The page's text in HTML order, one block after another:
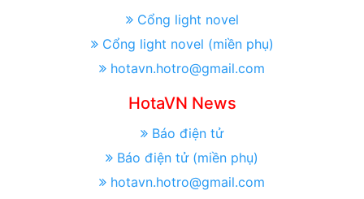
Cổng light novel
Cổng light novel (miền phụ)
hotavn.hotro@gmail.com
HotaVN News
Báo điện tử
Báo điện tử (miền phụ)
hotavn.hotro@gmail.com